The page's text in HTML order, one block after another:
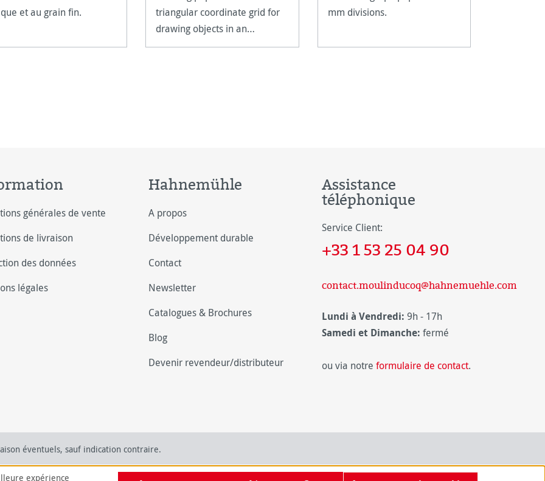
et au grain fin.
triangular coordinate grid for
drawing objects in an
isometric perspective.
mm divisions.
générales de vente
de livraison
des données
légales
Hahnemühle
A propos
Développement durable
Contact
Newsletter
Catalogues & Brochures
Blog
Devenir revendeur/distributeur
Assistance
téléphonique
Service Client:
+33 1 53 25 04 90
contact.moulinducoq@hahnemuehle.com
Lundi à Vendredi: 9h - 17h
Samedi et Dimanche: fermé
ou via notre formulaire de contact.
éventuels, sauf indication contraire.
expérience